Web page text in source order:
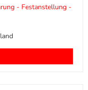
- Festanstellung -